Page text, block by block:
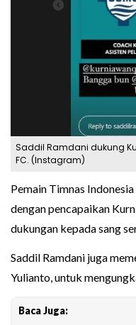
Saddil Ramdani dukung
FC. (Instagram)
Pemain Timnas
dengan pencapaikan
dukungan kepada sang
Saddil Ramdani juga
Yulianto, untuk
Baca Juga: